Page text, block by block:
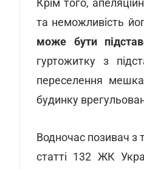
Крім того,
та неможливість
може бути
гуртожитку з
переселення
будинку
Водночас позивач з
статті 132 ЖК